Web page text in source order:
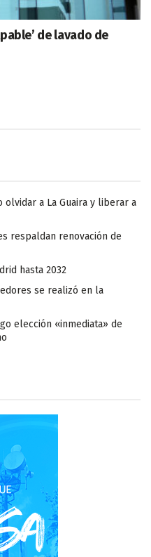
de lavado de
olvidar a La Guaira y liberar a
respaldan renovación de
hasta 2032
se realizó en la
elección «inmediata» de